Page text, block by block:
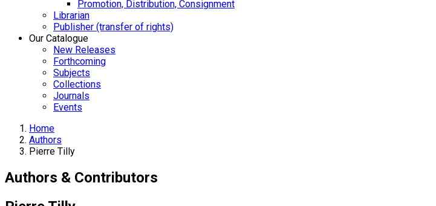
Promotion, Distribution, Consignment
Librarian
Publisher (transfer of rights)
Our Catalogue
New Releases
Forthcoming
Subjects
Collections
Journals
Events
Home
Authors
Pierre Tilly
Authors & Contributors